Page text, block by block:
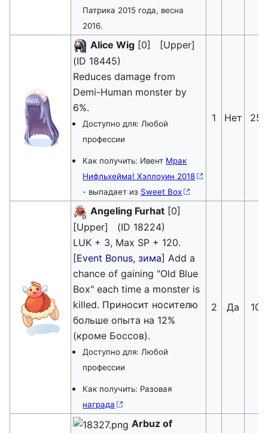
Патрика 2015 года, весна
2016.
Alice Wig [0] [Upper]
(ID 18445)
Reduces damage from
Demi-Human monster by
6%.
Доступно для: Любой
профессии
Как получить: Ивент Мрак
Нифльхейма! Хэллоуин 2018
- выпадает из Sweet Box
1 Нет 25
Angeling Furhat [0]
[Upper] (ID 18224)
LUK + 3, Max SP + 120.
[Event Bonus, зима] Add a
chance of gaining "Old Blue
Box" each time a monster is
killed. Приносит носителю
больше опыта на 12%
(кроме Боссов).
Доступно для: Любой
профессии
Как получить: Разовая
награда
2 Да 10
Arbuz of